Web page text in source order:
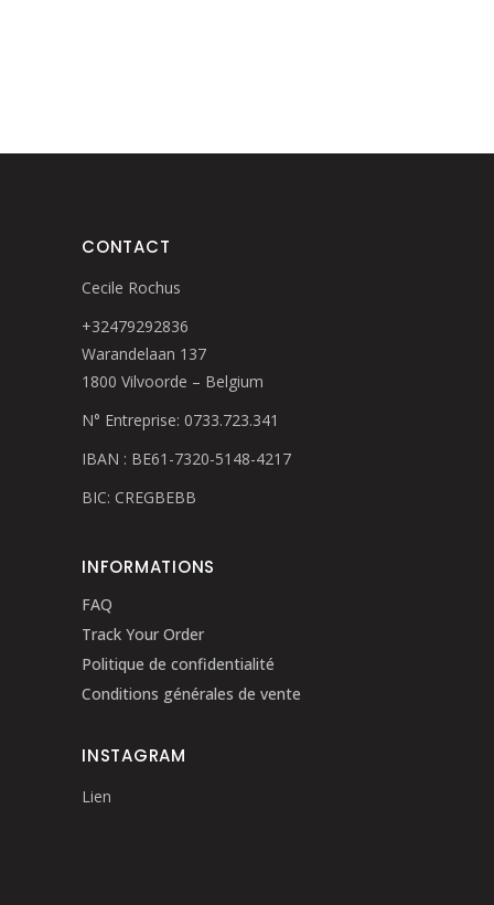
CONTACT
Cecile Rochus
+32479292836
Warandelaan 137
1800 Vilvoorde – Belgium
N° Entreprise: 0733.723.341
IBAN : BE61-7320-5148-4217
BIC: CREGBEBB
INFORMATIONS
FAQ
Track Your Order
Politique de confidentialité
Conditions générales de vente
INSTAGRAM
Lien